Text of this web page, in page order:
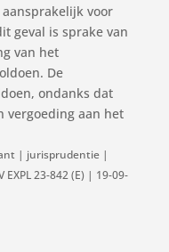
voor
geval is sprake van
van het
De
ondanks dat
vergoeding aan het
| jurisprudentie |
EXPL 23-842 (E) | 19-09-